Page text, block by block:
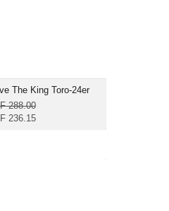
The King Toro-24er
288.00
236.15